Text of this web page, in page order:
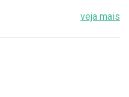
veja mais